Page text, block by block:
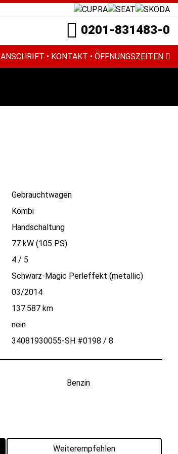
0201-831483-0
ANSCHRIFT • KONTAKT • ÖFFNUNGSZEITEN
Gebrauchtwagen
Kombi
Handschaltung
77 kW (105 PS)
4 / 5
Schwarz-Magic Perleffekt (metallic)
03/2014
137.587 km
nein
34081930055-SH #0198 / 8
Benzin
Weiterempfehlen